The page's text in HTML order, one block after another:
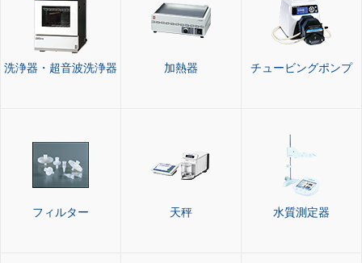
洗浄器・超音波洗浄器 加熱器 チュービングポンプ
フィルター 天秤 水質測定器